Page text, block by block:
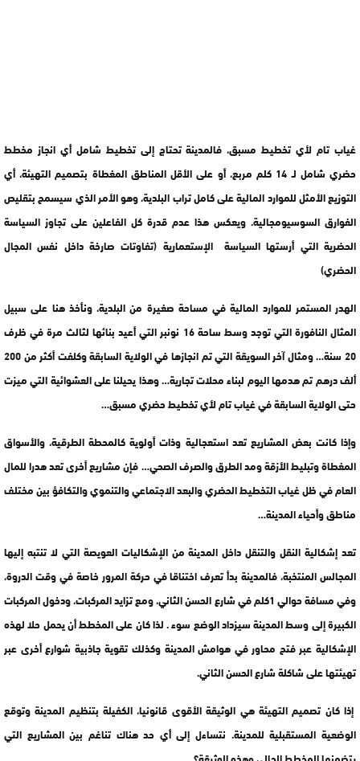
غياب تام لأي تخطيط مسبق، فالمدينة تحتاج إلى تخطيط شامل أي انجاز مخطط
حضري شامل لـ 14 كلم مربع، أو على الأقل المناطق المغطاة بتصميم التهيئة، أي
التوزيع الأمثل للموارد المالية على كامل تراب البلدية، وهو الأمر الذي سيسمح بتقليص
الفوارق السوسيومجالية. ويعكس هذا عدم قدرة كل الفاعلين على تجاوز السياسة
الحضرية التي أرستها السياسة الإستعمارية (تفاوتات صارخة داخل نفس المجال
الحضري)
الهدر المستمر للموارد المالية في مساحة صغيرة من البلدية، ونأخذ هنا على سبيل
المثال النافورة التي توجد وسط ساحة 16 نونبر التي أعيد بنائها لثالث مرة في ظرف
20 سنة… ومثال آخر السويقة التي تم انجازها في الولاية السابقة وكلفت أكثر من 200
ألف درهم تم هدمها اليوم لبناء محلات تجارية… وهذا يحيلنا على العشوائية التي ميزت
حتى الولاية السابقة في غياب تام لأي تخطيط حضري مسبق…
وإذا كانت بعض المشاريع تعد استعجالية وذات أولوية كالمحطة الطرقية، والأسواق
المغطاة وتبليط الأزقة ومد الطرق والصرف الصحي… فإن مشاريع أخرى تعد هدرا للمال
العام في ظل غياب التخطيط الحضري والبعد الاجتماعي والتنموي والتكافؤ بين مختلف
مناطق وأحياء المدينة…
تعد إشكالية النقل والتنقل داخل المدينة من الإشكاليات العويصة التي لا تنتبه إليها
المجالس المنتخبة، فالمدينة بدأ تعرف اختناقا في حركة المرور خاصة في وقت الدروة،
وفي مسافة حوالي 1كلم في شارع الحسن الثاني، ومع تزايد المركبات، ودخول المركبات
الكبيرة إلى وسط المدينة سيزداد الوضع سوء . لذا كان على المخطط أن يحمل حلا لهذه
الإشكالية عبر فتح محاور في هوامش المدينة وكذلك تقوية جاذبية شوارع أخرى عبر
تهيئتها على شاكلة شارع الحسن الثاني.
إذا كان تصميم التهيئة هي الوثيقة الأقوى قانونيا، الكفيلة بتنظيم المدينة وتوقع
الوضعية المستقبلية للمدينة. نتساءل إلى أي حد هناك تناغم بين المشاريع التي